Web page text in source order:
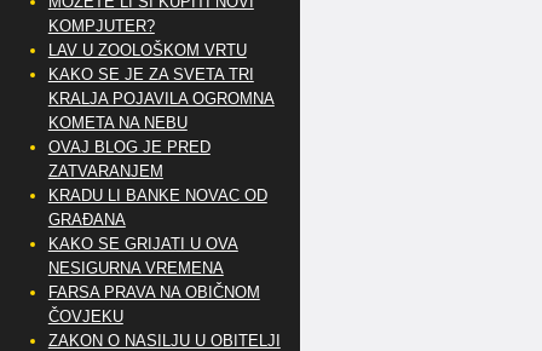
KOMPJUTER?
LAV U ZOOLOŠKOM VRTU
KAKO SE JE ZA SVETA TRI
KRALJA POJAVILA OGROMNA
KOMETA NA NEBU
OVAJ BLOG JE PRED
ZATVARANJEM
KRADU LI BANKE NOVAC OD
GRAĐANA
KAKO SE GRIJATI U OVA
NESIGURNA VREMENA
FARSA PRAVA NA OBIČNOM
ČOVJEKU
ZAKON O NASILJU U OBITELJI